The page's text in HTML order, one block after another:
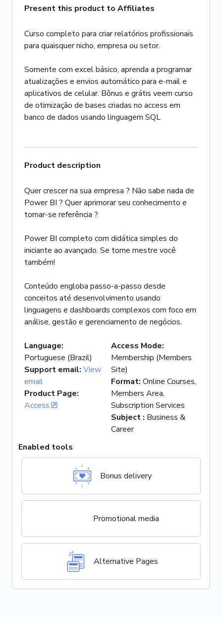
Present this product to Affiliates
Curso completo para criar relatórios profissionais
para quaisquer nicho, empresa ou setor.
Somente com excel básico, aprenda a programar
atualizações e envios automático para e-mail e
aplicativos de celular. Bônus e grátis veem curso
de otimização de bases criadas no access em
Product description
Quer crescer na sua empresa ? Não sabe nada de
Power BI ? Quer aprimorar seu conhecimento e
tornar-se referência ?
Power BI completo com didática simples do
iniciante ao avançado. Se torne mestre você
também!
Conteúdo engloba passo-a-passo desde
conceitos até desenvolvimento usando
linguagens e dashboards complexos com foco em
análise, gestão e gerenciamento de negócios.
Language:
Portuguese (Brazil)
Support email: View
email
Product Page:
Access
Access Mode:
Membership (Members
Site)
Format: Online Courses,
Members Area,
Subscription Services
Subject : Business &
Career
Enabled tools
Bonus delivery
Promotional media
Alternative Pages